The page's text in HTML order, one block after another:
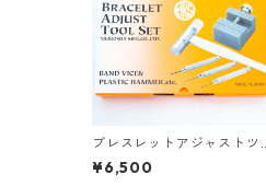
ブレスレットアジャストツ
ールセット【ART77300】
¥6,500